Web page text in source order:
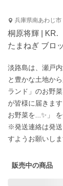
兵庫県南あわじ市
桐原将輝 | KR.
たまねぎ ブロ
淡路島は、瀬戸
と豊かな土地か
ランド」のお野
が皆様に届きま
お野菜を...✨」
※発送連絡は発送
すようお願いしま
販売中の商品